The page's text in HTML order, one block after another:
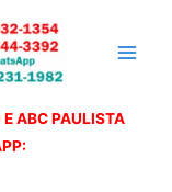
ABC PAULISTA